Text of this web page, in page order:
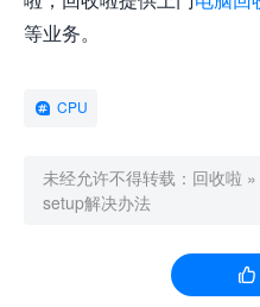
等业务。
CPU
未经允许不得转载： 回收啦 »
setup解决办法
